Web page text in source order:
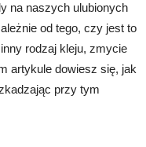
na naszych ulubionych
od tego, czy jest to
rodzaj kleju, zmycie
artykule dowiesz się, jak
przy tym